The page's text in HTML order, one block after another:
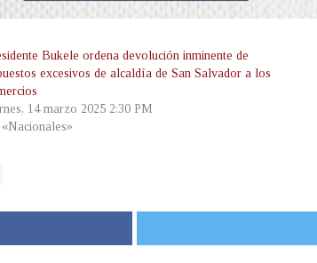
Bukele ordena devolución inminente de
excesivos de alcaldía de San Salvador a los
14 marzo 2025 2:30 PM